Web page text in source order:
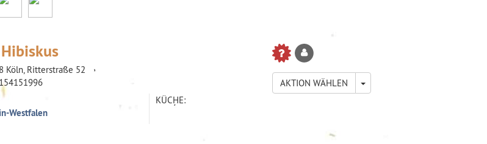
Köln, Ritterstraße 52
AKTION WÄHLEN
TOGGLE DROPDOWN
Westfalen
KÜCHE: